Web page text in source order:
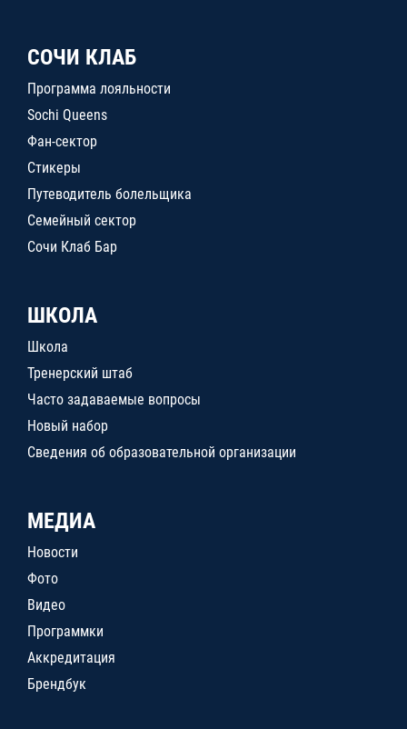
СОЧИ КЛАБ
Программа лояльности
Sochi Queens
Фан-сектор
Стикеры
Путеводитель болельщика
Семейный сектор
Сочи Клаб Бар
ШКОЛА
Школа
Тренерский штаб
Часто задаваемые вопросы
Новый набор
Сведения об образовательной организации
МЕДИА
Новости
Фото
Видео
Программки
Аккредитация
Брендбук